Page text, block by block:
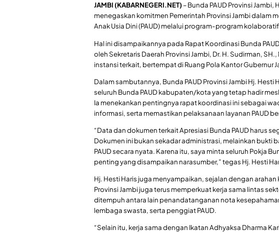
JAMBI (KABARNEGERI.NET)– Bunda PAUD Provinsi Jambi,
menegaskan komitmen Pemerintah Provinsi Jambi dalam
Anak Usia Dini (PAUD) melalui program-program
Hal ini disampaikannya pada Rapat Koordinasi Bunda
oleh Sekretaris Daerah Provinsi Jambi, Dr. H. Sudirman,
instansi terkait, bertempat di Ruang Pola Kantor Gubernur
Dalam sambutannya, Bunda PAUD Provinsi Jambi Hj.
seluruh Bunda PAUD kabupaten/kota yang tetap hadir
Ia menekankan pentingnya rapat koordinasi ini sebagai
informasi, serta memastikan pelaksanaan layanan PAUD
“Data dan dokumen terkait Apresiasi Bunda PAUD harus
Dokumen ini bukan sekadar administrasi, melainkan bukti
PAUD secara nyata. Karena itu, saya minta seluruh Pokja
penting yang disampaikan narasumber,” tegas Hj. Hesti
Hj. Hesti Haris juga menyampaikan, sejalan dengan
Provinsi Jambi juga terus memperkuat kerja sama lintas
ditempuh antara lain penandatanganan nota
lembaga swasta, serta penggiat PAUD.
“Selain itu, kerja sama dengan Ikatan Adhyaksa Dharma